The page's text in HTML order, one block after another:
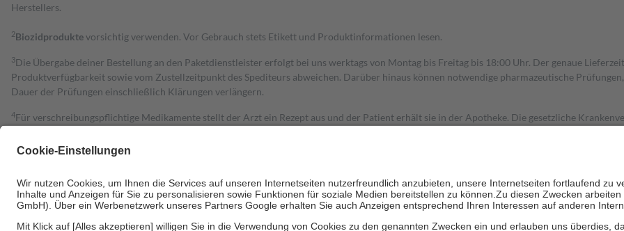
Herstellers.
2Biozidproduktevorsichtig verwenden. Vor Gebrauch stets Etikett und Produktinformationen lesen.
3Die Übergabe deiner Bestellung an den Paketdienstleister erfolgt bei uns werktags von Montag bis Freitag bis 18:00 Uhr. Der genaue
Produktverfügbarkeit sowie vom Zustellzeitpunkt des Spediteurs abweichen. Darüber hinaus können notwendige pharmazeutische
Dauer der Prüfungen einschließlich Klärungen verlängern.
4Für verschreibungspflichtige Medikamente stellt der Arzt ein Rezept aus und der Patient erhält sie in der Apotheke. Die gesetzliche
Grundsätzlich leisten Mitglieder Zuzahlungen in Höhe von zehn Prozent des Abgabepreises,
Bei Heilmitteln und häuslicher Krankenpflege beträgt die Zuzahlung zehn Prozent der Kosten sowie zehn Euro je Verordnung.
Um das Engagement der Versicherten für ihre eigene Gesundheit zu stärken und die besondere Stellung der Familie zu unterstützen, fallen